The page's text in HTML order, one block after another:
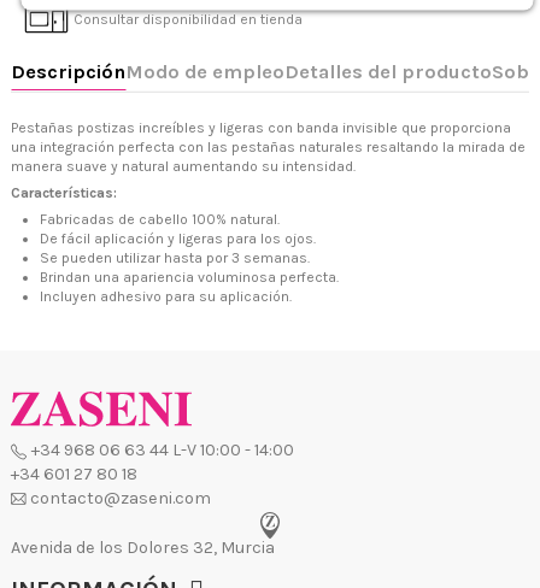
Consultar disponibilidad en tienda
Pestañas postizas increíbles y ligeras con banda invisible que proporciona
una integración perfecta con las pestañas naturales resaltando la mirada de
manera suave y natural aumentando su intensidad.
Características:
Fabricadas de cabello 100% natural.
De fácil aplicación y ligeras para los ojos.
Se pueden utilizar hasta por 3 semanas.
Brindan una apariencia voluminosa perfecta.
Incluyen adhesivo para su aplicación.
+34 968 06 63 44
+34 601 27 80 18
contacto@zaseni.com
Avenida de los Dolores 32, Murcia